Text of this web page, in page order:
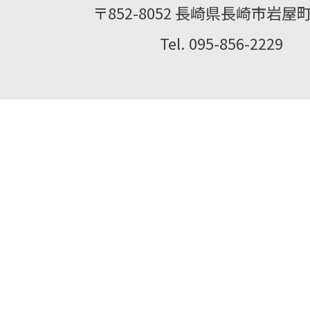
〒852-8052 長崎県長崎市岩屋
Tel. 095-856-2229